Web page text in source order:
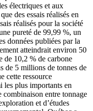
électriques et aux
des essais réalisés en
réalisés pour la société
pureté de 99,99 %, un
données publiées par la
atteindrait environ 50
de 10,2 % de carbone
de 5 millions de tonnes de
cette ressource
les plus importants en
combinaison entre tonnage
et d’études